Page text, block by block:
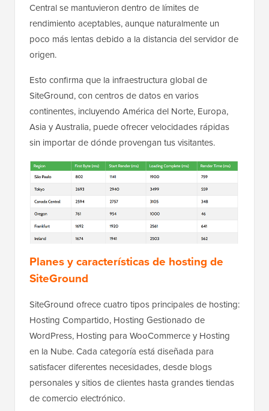
Central se mantuvieron dentro de límites de
rendimiento aceptables, aunque naturalmente un
poco más lentas debido a la distancia del servidor de
origen.
Esto confirma que la infraestructura global de
SiteGround, con centros de datos en varios
continentes, incluyendo América del Norte, Europa,
Asia y Australia, puede ofrecer velocidades rápidas
sin importar de dónde provengan tus visitantes.
Planes y características de hosting de
SiteGround
SiteGround ofrece cuatro tipos principales de hosting:
Hosting Compartido, Hosting Gestionado de
WordPress, Hosting para WooCommerce y Hosting
en la Nube. Cada categoría está diseñada para
satisfacer diferentes necesidades, desde blogs
personales y sitios de clientes hasta grandes tiendas
de comercio electrónico.